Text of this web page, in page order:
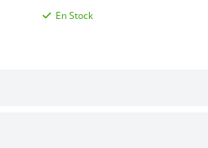
En Stock